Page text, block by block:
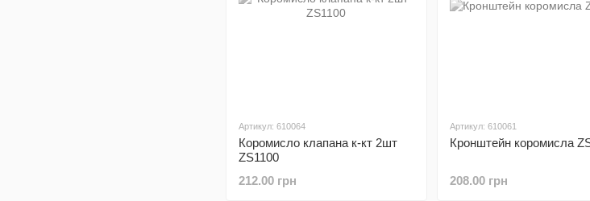
Артикул: 610064
Коромисло клапана к-кт 2шт
ZS1100
212.00 грн
Артикул: 610061
Кронштейн коромисла
208.00 грн